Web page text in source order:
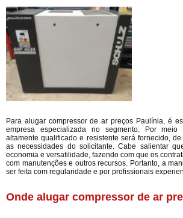
Para alugar compressor de ar preços Paulínia, é
empresa especializada no segmento. Por meio
altamente qualificado e resistente será fornecido,
as necessidades do solicitante. Cabe salientar
economia e versatilidade, fazendo com que os
com manutenções e outros recursos. Portanto, a
ser feita com regularidade e por profissionais
Onde alugar compressor de ar